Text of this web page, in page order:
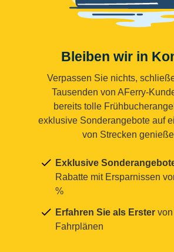
Bleiben wir in
Verpassen Sie nichts,
Tausenden von AFerry-
bereits tolle
exklusive Sonderangebote auf
von Strecken
Exklusive
Rabatte mit Ersparnissen
%
Erfahren Sie als Erster
Fahrplänen